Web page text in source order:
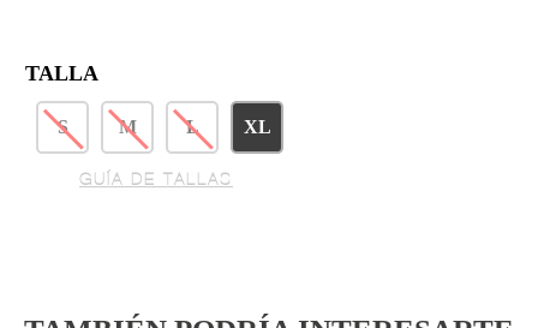
TALLA
S M L XL
GUÍA DE TALLAS